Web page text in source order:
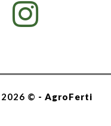
© - AgroFerti